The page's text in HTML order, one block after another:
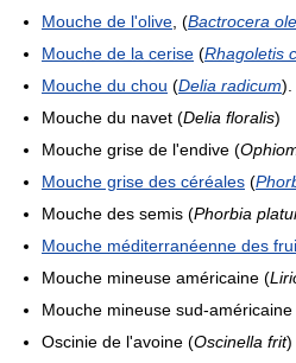
Mouche de l'olive , (Bactrocera
Mouche de la cerise (Rhagoletis
Mouche du chou (Delia radicum).
Mouche du navet (Delia floralis)
Mouche grise de l'endive (
Mouche grise des céréales (
Mouche des semis (Phorbia
Mouche méditerranéenne des
Mouche mineuse américaine (
Mouche mineuse sud-américaine
Oscinie de l'avoine (Oscinella frit)